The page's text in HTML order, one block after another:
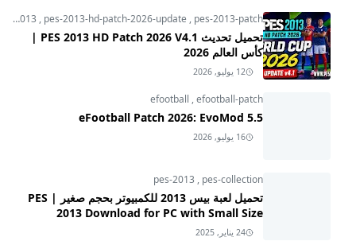
pes-2013 , pes-2013-hd-patch-2026-update , pes-2013-patch
تحميل تحديث PES 2013 HD Patch 2026 V4.1 |
كأس العالم 2026
12 يوليو, 2026
efootball ,efootball-patch
eFootball Patch 2026: EvoMod 5.5
16 يوليو, 2026
pes-2013 , pes-collection
تحميل لعبة بيس 2013 للكمبيوتر بحجم صغير | PES
2013 Download for PC with Small Size
24 يناير, 2025